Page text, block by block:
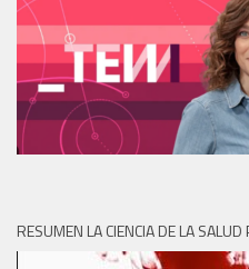
RESUMEN LA CIENCIA DE LA